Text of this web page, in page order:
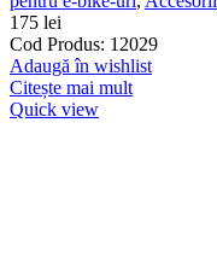
175 lei
Cod Produs: 12029
Adaugă în wishlist
Citește mai mult
Quick view